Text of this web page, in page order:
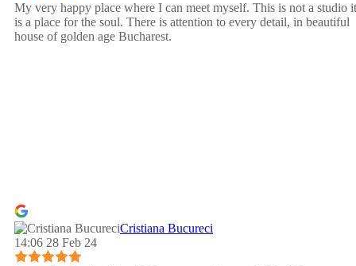
My very happy place where I can meet myself. This is not a studio it
is a place for the soul. There is attention to every detail, in beautiful
house of golden age Bucharest.
Cristiana Bucureci
14:06 28 Feb 24